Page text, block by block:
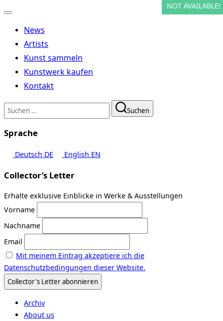
Navigation
umschalten
News
Artists
Kunst sammeln
Kunstwerk kaufen
Kontakt
Suchen
nach:
Suchen
Sprache
Deutsch DE English EN
Collector’s Letter
Erhalte exklusive Einblicke in Werke & Ausstellungen
Vorname
Nachname
Email
Mit meinem Eintrag akzeptiere ich die
Datenschutzbedingungen dieser Website.
Archiv
About us
NOT AVAILABLE!
NOT AVAILABLE!